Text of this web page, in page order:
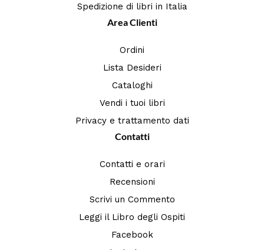
Spedizione di libri in Italia
Area Clienti
Ordini
Lista Desideri
Cataloghi
Vendi i tuoi libri
Privacy e trattamento dati
Contatti
Contatti e orari
Recensioni
Scrivi un Commento
Leggi il Libro degli Ospiti
Facebook